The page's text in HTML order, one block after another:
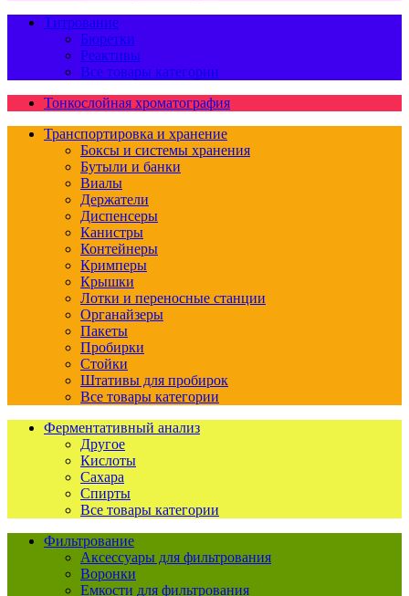
Титрование
Бюретки
Реактивы
Все товары категории
Тонкослойная хроматография
Транспортировка и хранение
Боксы и системы хранения
Бутыли и банки
Виалы
Держатели
Диспенсеры
Канистры
Контейнеры
Кримперы
Крышки
Лотки и переносные станции
Органайзеры
Пакеты
Пробирки
Стойки
Штативы для пробирок
Все товары категории
Ферментативный анализ
Другое
Кислоты
Сахара
Спирты
Все товары категории
Фильтрование
Аксессуары для фильтрования
Воронки
Емкости для фильтрования